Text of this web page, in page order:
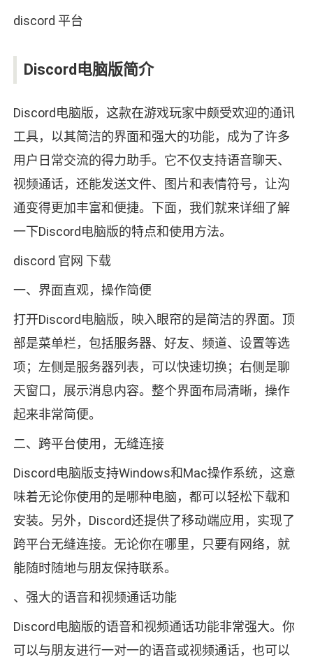
discord 平台
Discord电脑版简介
Discord电脑版，这款在游戏玩家中颇受欢迎的通讯
工具，以其简洁的界面和强大的功能，成为了许多
用户日常交流的得力助手。它不仅支持语音聊天、
视频通话，还能发送文件、图片和表情符号，让沟
通变得更加丰富和便捷。下面，我们就来详细了解
一下Discord电脑版的特点和使用方法。
discord 官网 下载
一、界面直观，操作简便
打开Discord电脑版，映入眼帘的是简洁的界面。顶
部是菜单栏，包括服务器、好友、频道、设置等选
项；左侧是服务器列表，可以快速切换；右侧是聊
天窗口，展示消息内容。整个界面布局清晰，操作
起来非常简便。
二、跨平台使用，无缝连接
Discord电脑版支持Windows和Mac操作系统，这意
味着无论你使用的是哪种电脑，都可以轻松下载和
安装。另外，Discord还提供了移动端应用，实现了
跨平台无缝连接。无论你在哪里，只要有网络，就
能随时随地与朋友保持联系。
、强大的语音和视频通话功能
Discord电脑版的语音和视频通话功能非常强大。你
可以与朋友进行一对一的语音或视频通话，也可以